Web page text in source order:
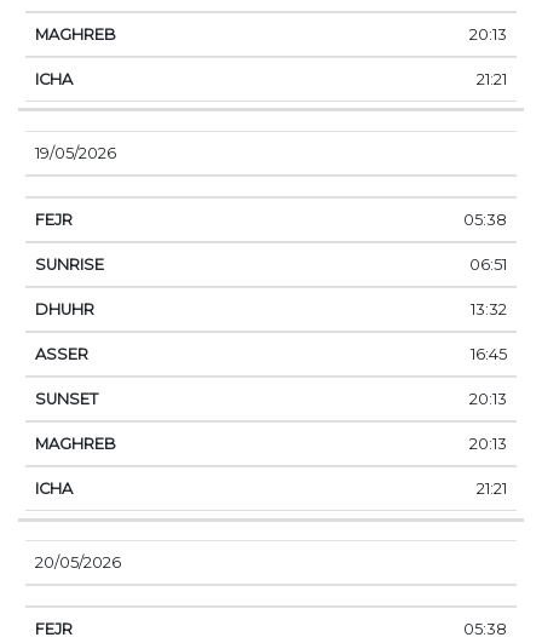
20:13
21:21
19/05/2026
05:38
06:51
13:32
16:45
20:13
20:13
21:21
20/05/2026
05:38